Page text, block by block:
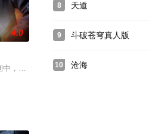
秘手机图片，竟
蹈演员，叶知良被她的美丽知性深深的吸
后，因共同的爱好组成“蓝狐”美少女组
4.0
中，在冀东西部边缘潮白地区的牛山镇
8 天道
9 斗破苍穹真人版
10 沧海